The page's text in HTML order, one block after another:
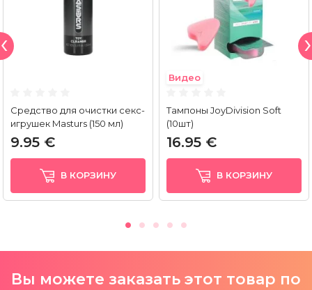
Средство для очистки секс-
игрушек Masturs (150 мл)
9.95 €
В КОРЗИНУ
Видео
Тампоны JoyDivision Soft
(10шт)
16.95 €
В КОРЗИНУ
Вы можете заказать этот товар по